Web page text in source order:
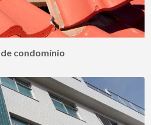
condomínio